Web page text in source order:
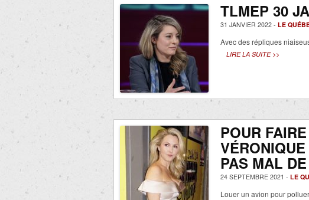
TLMEP 30
31 JANVIER 2022 - LE
Avec des répliques
LIRE LA SUITE >>
POUR
PAS MAL
24 SEPTEMBRE 2021 - LE
Louer un avion pour